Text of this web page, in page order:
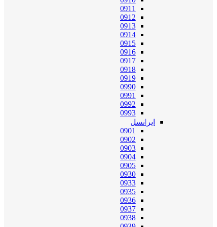
0911
0912
0913
0914
0915
0916
0917
0918
0919
0990
0991
0992
0993
ایرانسل
0901
0902
0903
0904
0905
0930
0933
0935
0936
0937
0938